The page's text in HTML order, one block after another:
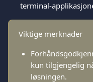
terminal-
Viktige merknader
kun tilgjengelig
løsningen.